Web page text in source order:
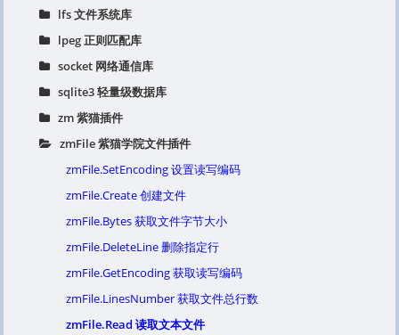
lfs 文件系统库
lpeg 正则匹配库
socket 网络通信库
sqlite3 轻量级数据库
zm 紫猫插件
zmFile 紫猫学院文件插件
zmFile.SetEncoding 设置读写编码
zmFile.Create 创建文件
zmFile.Bytes 获取文件字节大小
zmFile.DeleteLine 删除指定行
zmFile.GetEncoding 获取读写编码
zmFile.LinesNumber 获取文件总行数
zmFile.Read 读取文本文件